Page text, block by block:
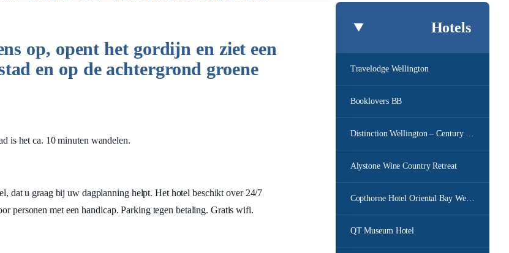
Hotels
Travelodge Wellington
Booklovers BB
Distinction Wellington – Century City Hotel
Alystone Wine Country Retreat
Copthorne Hotel Oriental Bay Wellington
QT Museum Hotel
op, opent het gordijn en ziet een
en op de achtergrond groene
is het ca. 10 minuten wandelen.
dat u graag bij uw dagplanning helpt. Het hotel beschikt over 24/7
personen met een handicap. Parking tegen betaling. Gratis wifi.